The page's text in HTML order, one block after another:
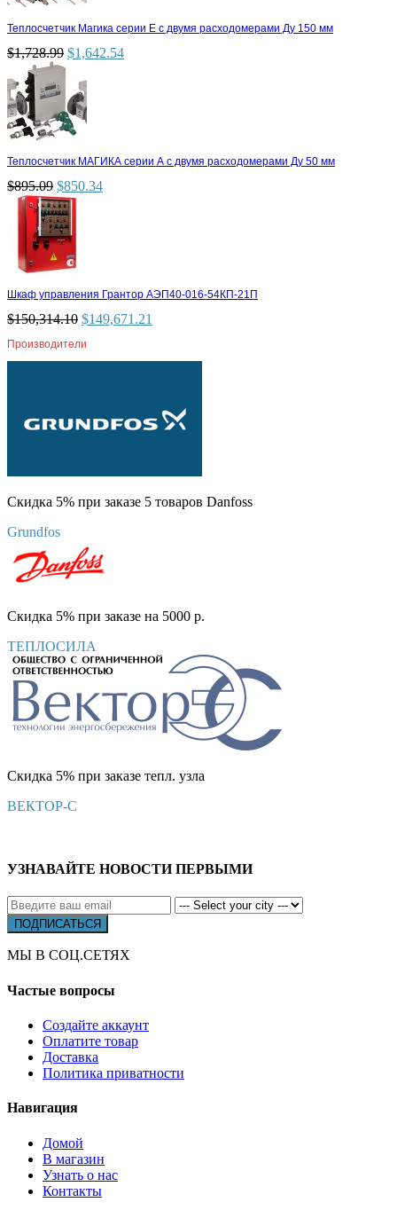
Теплосчетчик Магика серии Е с двумя расходомерами Ду 150 мм
$1,728.99 $1,642.54
Теплосчетчик МАГИКА серии А с двумя расходомерами Ду 50 мм
$895.09 $850.34
Шкаф управления Грантор АЭП40-016-54КП-21П
$150,314.10 $149,671.21
Производители
Скидка 5% при заказе 5 товаров Danfoss
Grundfos
Скидка 5% при заказе на 5000 р.
ТЕПЛОСИЛА
Скидка 5% при заказе тепл. узла
ВЕКТОР-С
УЗНАВАЙТЕ НОВОСТИ ПЕРВЫМИ
МЫ В СОЦ.СЕТЯХ
Частые вопросы
Создайте аккаунт
Оплатите товар
Доставка
Политика приватности
Навигация
Домой
В магазин
Узнать о нас
Контакты